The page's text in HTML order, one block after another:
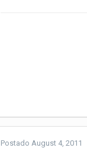
Postado August 4, 2011